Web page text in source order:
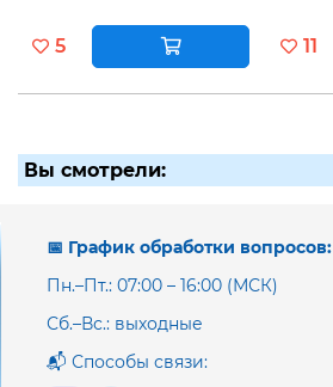
5 11
Вы смотрели:
📅 График обработки вопросов:
Пн.–Пт.: 07:00 – 16:00 (МСК)
Сб.–Вс.: выходные
📬 Способы связи: